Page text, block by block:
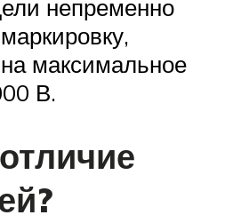
непременно
максимальное
В.